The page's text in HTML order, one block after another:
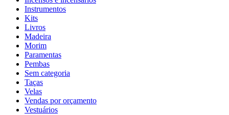
Instrumentos
Kits
Livros
Madeira
Morim
Paramentas
Pembas
Sem categoria
Taças
Velas
Vendas por orçamento
Vestuários